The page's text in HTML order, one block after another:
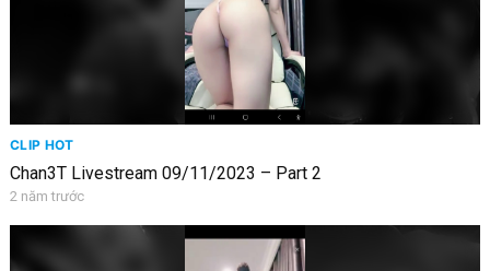
CLIP HOT
Chan3T Livestream 09/11/2023 – Part 2
2 năm trước